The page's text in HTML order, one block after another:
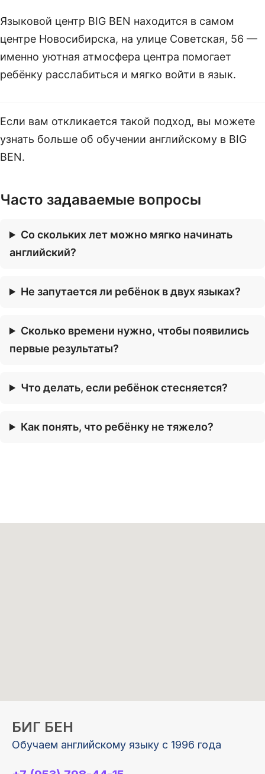
Языковой центр BIG BEN находится в самом
центре Новосибирска, на улице Советская, 56 —
именно уютная атмосфера центра помогает
ребёнку расслабиться и мягко войти в язык.
Если вам откликается такой подход, вы можете
узнать больше об обучении английскому в BIG
BEN.
Часто задаваемые вопросы
Со скольких лет можно мягко начинать
английский?
Не запутается ли ребёнок в двух языках?
Сколько времени нужно, чтобы появились
первые результаты?
Что делать, если ребёнок стесняется?
Как понять, что ребёнку не тяжело?
БИГ БЕН
Обучаем английскому языку с 1996 года